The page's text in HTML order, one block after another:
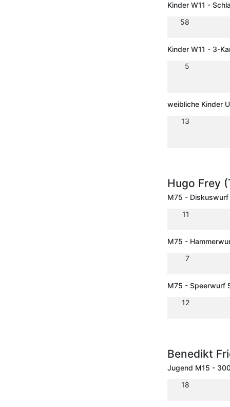
Kinder W11 -
58
Kinder W11 - 3-
5
weibliche Kinder
13
Hugo Frey
M75 - Diskuswurf
11
M75 -
7
M75 - Speerwurf
12
Benedikt
Jugend M15 -
18